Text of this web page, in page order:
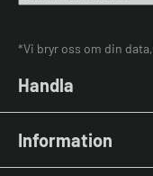
*Vi bryr oss om din
Handla
Laddkablar
Kabelhållare
Information